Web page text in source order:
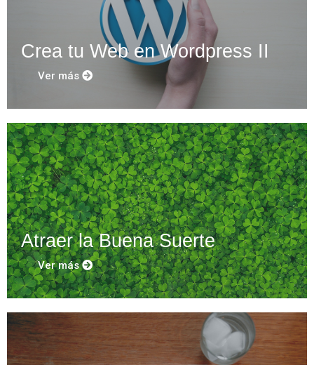
Crea tu Web en Wordpress II
Ver más
Atraer la Buena Suerte
Ver más